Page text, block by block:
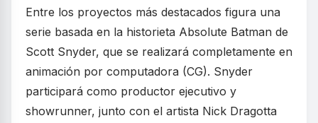
Entre los proyectos más destacados figura una
serie basada en la historieta Absolute Batman de
Scott Snyder, que se realizará completamente en
animación por computadora (CG). Snyder
participará como productor ejecutivo y
showrunner, junto con el artista Nick Dragotta